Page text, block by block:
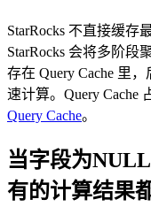
StarRocks 不直接缓存
StarRocks 会将多阶段
存在 Query Cache 里
速计算。Query Cache
Query Cache。
当字段为
有的计算结果